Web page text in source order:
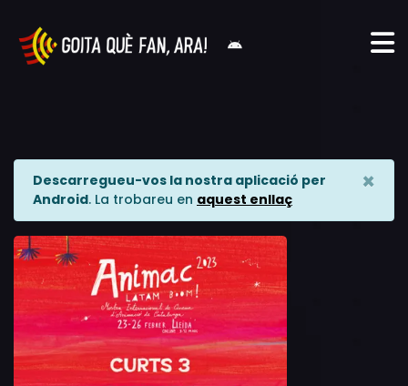
Descarregueu-vos la nostra aplicació per
Android. La trobareu en aquest enllaç
×